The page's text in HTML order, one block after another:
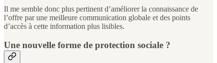
Il me semble donc plus pertinent d’améliorer la connaissance de
l’offre par une meilleure communication globale et des points
d’accès à cette information plus lisibles.
Une nouvelle forme de protection sociale ?